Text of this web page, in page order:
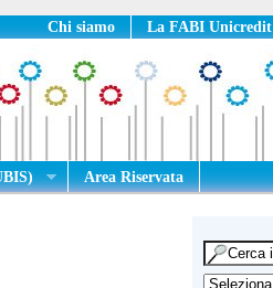
La FABI Unicredit
Chi siamo
Area Riservata